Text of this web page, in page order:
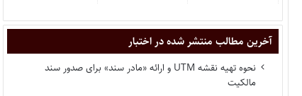
آخرین مطالب منتشر شده در اختبار
نحوه تهیه نقشه UTM و ارائه «مادر سند» برای صدور سند
مالکیت